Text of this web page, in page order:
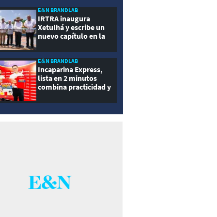
E&N BRANDLAB
IRTRA inaugura
Xetulhá y escribe un
nuevo capítulo en la
recreación de
Guatemala
E&N BRANDLAB
Incaparina Express,
lista en 2 minutos
combina practicidad y